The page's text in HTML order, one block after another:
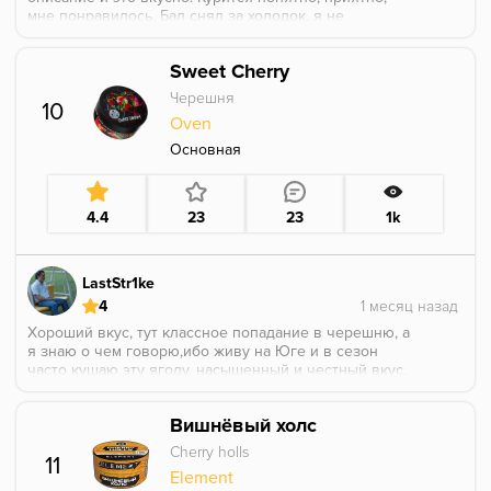
мне понравилось. Бал снял за холодок, я не
аромка становится менее насыщенной.
10
Sweet Cherry
Черешня
Oven
Основная
4.4 23 23 1k
LastStr1ke
4
Хороший вкус, тут классное попадание в черешню, а
я знаю о чем говорю,ибо живу на Юге и в сезон
часто кушаю эту ягоду, насыщенный и честный вкус,
11
Вишнёвый холс
Cherry holls
Element